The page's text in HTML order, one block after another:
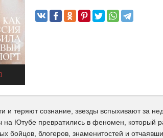
и теряют сознание, звезды вспыхивают за
на Ютубе превратились в феномен, который
бойцов, блогеров, знаменитостей и